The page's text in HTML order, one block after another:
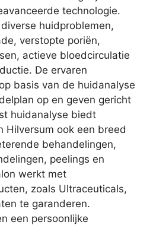
technologie.
huidproblemen,
verstopte poriën,
actieve bloedcirculatie
De ervaren
basis van de huidanalyse
op en geven gericht
huidanalyse biedt
Hilversum ook een breed
behandelingen,
peelings en
werkt met
zoals Ultraceuticals,
te garanderen.
een persoonlijke